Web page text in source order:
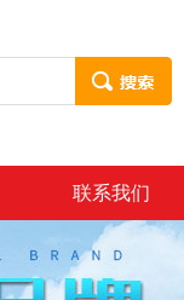
联系我们